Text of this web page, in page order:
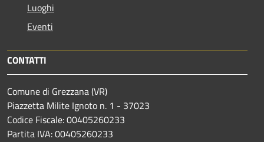
Luoghi
Eventi
CONTATTI
Comune di Grezzana (VR)
Piazzetta Milite Ignoto n. 1 - 37023
Codice Fiscale: 00405260233
Partita IVA: 00405260233